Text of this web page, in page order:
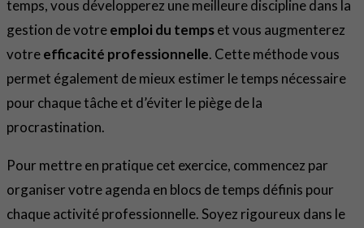
temps, vous développerez une meilleure discipline dans la
gestion de votreemploi du tempset vous augmenterez
votreefficacité professionnelle. Cette méthode vous
permet également de mieux estimer le temps nécessaire
pour chaque tâche et d’éviter le piège de la
procrastination.
Pour mettre en pratique cet exercice, commencez par
organiser votre agenda en blocs de temps définis pour
chaque activité professionnelle. Soyez rigoureux dans le